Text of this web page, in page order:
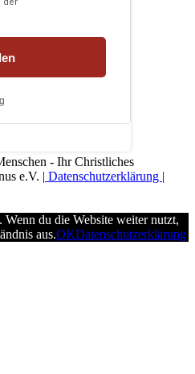
- Ihr Christliches
e.V. | Datenschutzerklärung |
du die Website weiter nutzt,
aus.OKDatenschutzerklärung